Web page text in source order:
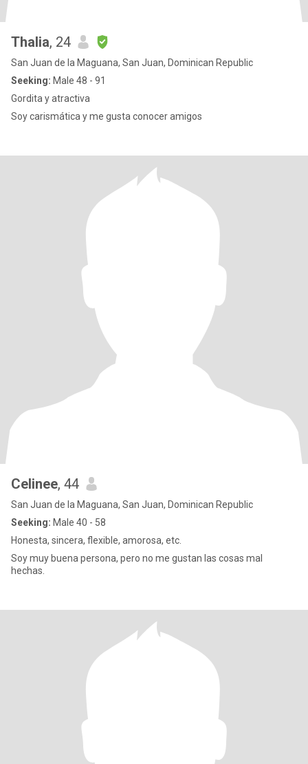
Thalia, 24
San Juan de la Maguana, San Juan, Dominican Republic
Seeking: Male 48 - 91
Gordita y atractiva
Soy carismática y me gusta conocer amigos
Celinee, 44
San Juan de la Maguana, San Juan, Dominican Republic
Seeking: Male 40 - 58
Honesta, sincera, flexible, amorosa, etc.
Soy muy buena persona, pero no me gustan las cosas mal
hechas.